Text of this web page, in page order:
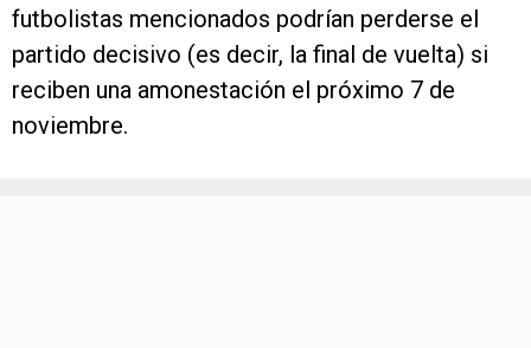
futbolistas mencionados podrían perderse el
partido decisivo (es decir, la final de vuelta) si
reciben una amonestación el próximo 7 de
noviembre.